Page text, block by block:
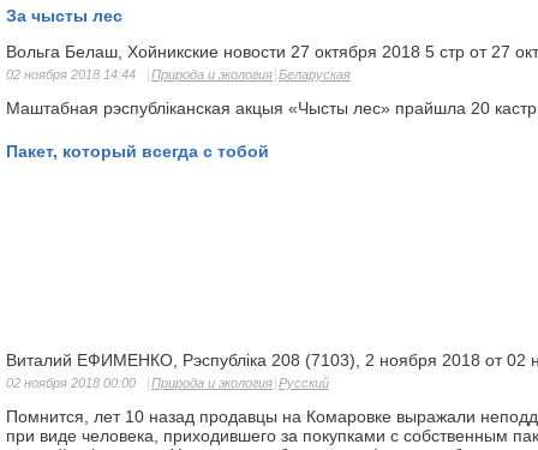
За чысты лес
Вольга Белаш, Хойникские новости 27 октября 2018 5 стр от 27
02 ноября 2018 14:44 Природа и экология Беларуская
Маштабная рэспубліканская акцыя «Чысты лес» прайшла 20
Пакет, который всегда с тобой
Виталий ЕФИМЕНКО, Рэспубліка 208 (7103), 2 ноября 2018 от 02
02 ноября 2018 00:00 Природа и экология Русский
Помнится, лет 10 назад продавцы на Комаровке выражали
при виде человека, приходившего за покупками с собственным